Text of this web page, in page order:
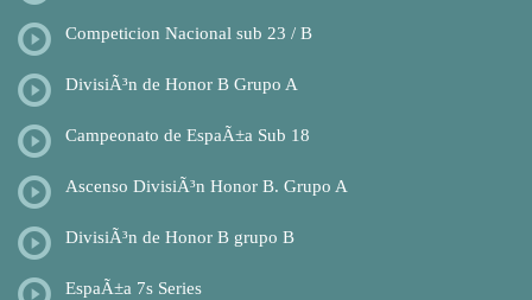
Competicion Nacional sub 23 / B
DivisiÃ³n de Honor B Grupo A
Campeonato de EspaÃ±a Sub 18
Ascenso DivisiÃ³n Honor B. Grupo A
DivisiÃ³n de Honor B grupo B
EspaÃ±a 7s Series